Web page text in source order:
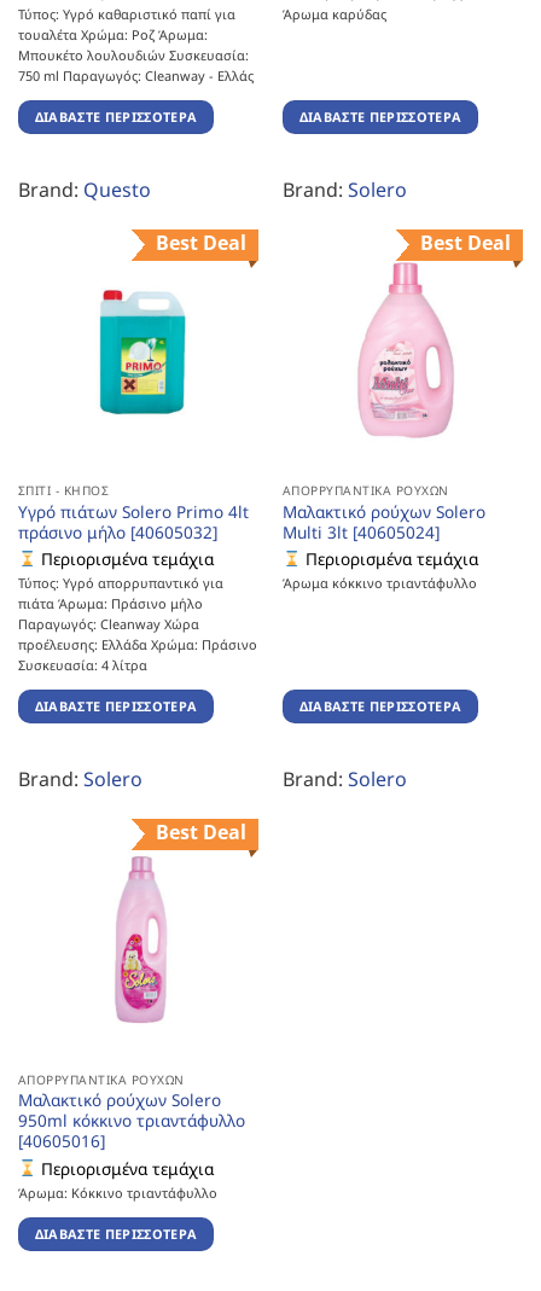
Τύπος: Υγρό καθαριστικό παπί για
τουαλέτα Χρώμα: Ροζ Άρωμα:
Μπουκέτο λουλουδιών Συσκευασία:
750 ml Παραγωγός: Cleanway - Ελλάς
ΔΙΑΒΆΣΤΕ ΠΕΡΙΣΣΌΤΕΡΑ
Brand: Questo
Άρωμα καρύδας
ΔΙΑΒΆΣΤΕ ΠΕΡΙΣΣΌΤΕΡΑ
Brand: Solero
Best Deal
ΣΠΊΤΙ - ΚΉΠΟΣ
Υγρό πιάτων Solero Primo 4lt
πράσινο μήλο [40605032]
Περιορισμένα τεμάχια
Τύπος: Υγρό απορρυπαντικό για
πιάτα Άρωμα: Πράσινο μήλο
Παραγωγός: Cleanway Χώρα
προέλευσης: Ελλάδα Χρώμα: Πράσινο
Συσκευασία: 4 λίτρα
ΔΙΑΒΆΣΤΕ ΠΕΡΙΣΣΌΤΕΡΑ
Brand: Solero
Best Deal
ΑΠΟΡΡΥΠΑΝΤΙΚΆ ΡΟΎΧΩΝ
Μαλακτικό ρούχων Solero
Multi 3lt [40605024]
Περιορισμένα τεμάχια
Άρωμα κόκκινο τριαντάφυλλο
ΔΙΑΒΆΣΤΕ ΠΕΡΙΣΣΌΤΕΡΑ
Brand: Solero
Best Deal
ΑΠΟΡΡΥΠΑΝΤΙΚΆ ΡΟΎΧΩΝ
Μαλακτικό ρούχων Solero
950ml κόκκινο τριαντάφυλλο
[40605016]
Περιορισμένα τεμάχια
Άρωμα: Κόκκινο τριαντάφυλλο
ΔΙΑΒΆΣΤΕ ΠΕΡΙΣΣΌΤΕΡΑ